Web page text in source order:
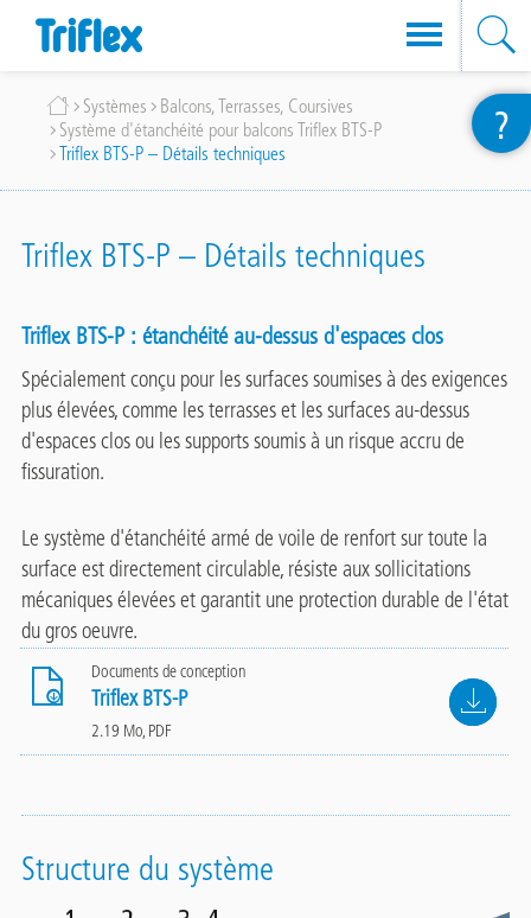
contenu
principal
Fil
d'Ariane
Systèmes
Balcons, Terrasses, Coursives
Système d'étanchéité pour balcons Triflex BTS-P
Triflex BTS-P – Détails techniques
Triflex BTS-P – Détails techniques
Triflex BTS-P : étanchéité au-dessus d'espaces clos
Spécialement conçu pour les surfaces soumises à des exigences
plus élevées, comme les terrasses et les surfaces au-dessus
d'espaces clos ou les supports soumis à un risque accru de
fissuration.
Le système d'étanchéité armé de voile de renfort sur toute la
surface est directement circulable, résiste aux sollicitations
mécaniques élevées et garantit une protection durable de l'état
du gros oeuvre.
Documents de conception
Triflex BTS-P File
2.19 Mo, PDF
Structure du système
?